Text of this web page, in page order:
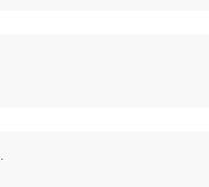
.